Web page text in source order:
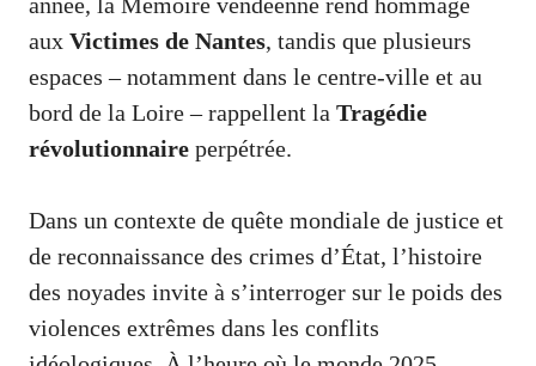
aux Victimes de Nantes, tandis que plusieurs
espaces – notamment dans le centre-ville et au
bord de la Loire – rappellent la Tragédie
révolutionnaire perpétrée.
Dans un contexte de quête mondiale de justice et
de reconnaissance des crimes d’État, l’histoire
des noyades invite à s’interroger sur le poids des
violences extrêmes dans les conflits